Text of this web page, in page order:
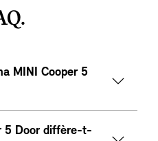
MINI Cooper 5
5 Door diffère-t-